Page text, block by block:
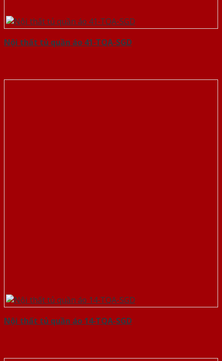
Nội thất tủ quần áo 41-TQA-SGD
Nội thất tủ quần áo 14-TQA-SGD